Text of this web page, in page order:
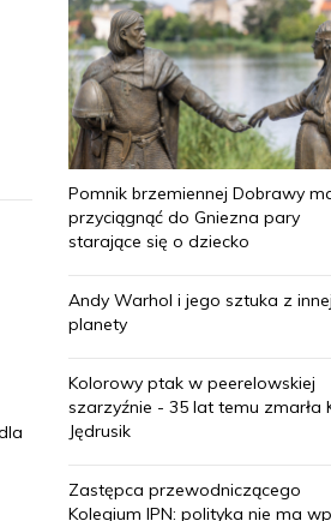
Pomnik brzemiennej Dobrawy
przyciągnąć do Gniezna pary
starające się o dziecko
Andy Warhol i jego sztuka z innej
planety
Kolorowy ptak w peerelowskiej
szarzyźnie - 35 lat temu zmarła
Jędrusik
Zastępca przewodniczącego
Kolegium IPN: polityka nie ma